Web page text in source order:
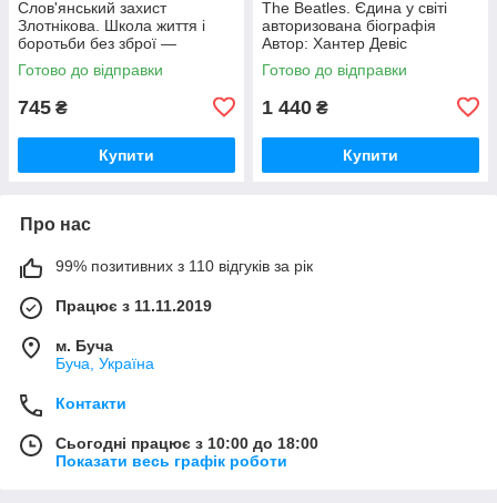
Слов'янський захист
Злотнікова. Школа життя і
боротьби без зброї —
практичний посібник
Готово до відправки
745 ₴
Купити
The Beatles. Єдина у світі
авторизована біографія
Автор: Хантер Девіс
Готово до відправки
1 440 ₴
Купити
Про нас
99% позитивних з 110 відгуків за рік
Працює з 11.11.2019
м. Буча
Буча, Україна
Контакти
Сьогодні працює з 10:00 до 18:00
Показати весь графік роботи